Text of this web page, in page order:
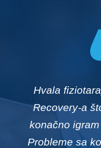
Fizikalna
terapijom i
Complete
da se već